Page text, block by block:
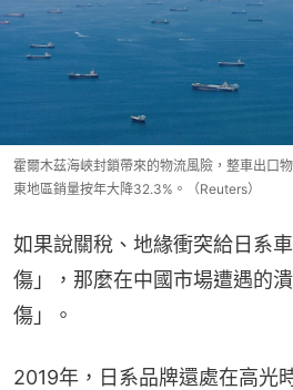
霍爾木茲海峽封鎖帶來的物流風險，整車出口
東地區銷量按年大降32.3%。（Reuters）
如果說關稅、地緣衝突給日系
傷」，那麼在中國市場遭遇的
傷」。
2019年，日系品牌還處在高光